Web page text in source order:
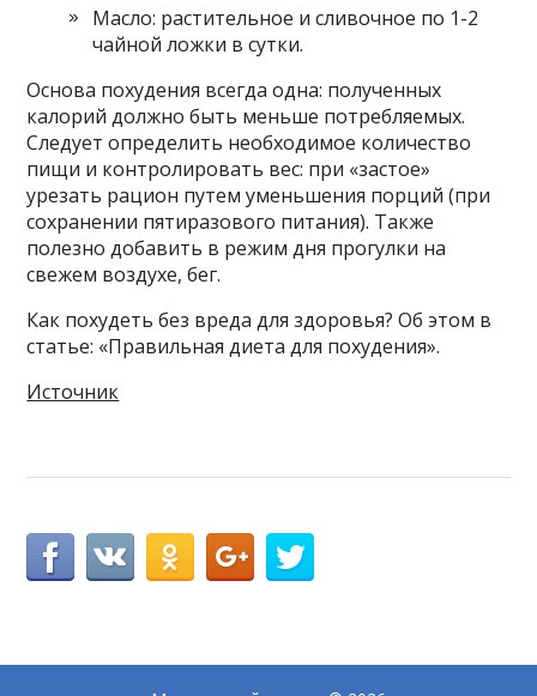
Масло: растительное и сливочное по 1-2
чайной ложки в сутки.
Основа похудения всегда одна: полученных
калорий должно быть меньше потребляемых.
Следует определить необходимое количество
пищи и контролировать вес: при «застое»
урезать рацион путем уменьшения порций (при
сохранении пятиразового питания). Также
полезно добавить в режим дня прогулки на
свежем воздухе, бег.
Как похудеть без вреда для здоровья? Об этом в
статье: «Правильная диета для похудения».
Источник